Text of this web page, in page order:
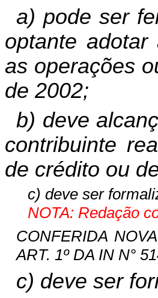
a) pode ser
optante
as operações
de 2002;
b) deve
contribuinte
de crédito ou
c) deve ser
NOTA: Redação
CONFERIDA
ART. 1º DA IN N°
c) deve ser